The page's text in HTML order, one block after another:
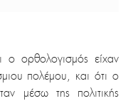
ορθολογισμός είχαν
πολέμου, και ότι ο
μέσω της πολιτικής